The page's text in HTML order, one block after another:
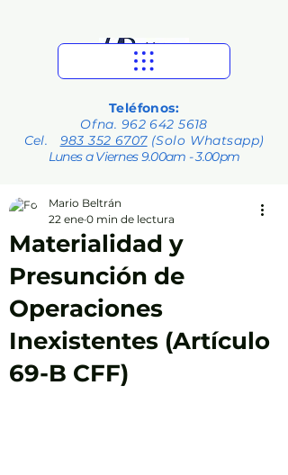
Teléfonos:
Ofna. 962 642 5618
Cel. 983 352 6707(Solo Whatsapp)
Lunes a Viernes 9.00am - 3.00pm
Materialidad y
Presunción de
Operaciones
Inexistentes (Artículo
69-B CFF)
Mario Beltrán
22 ene 0 min de lectura